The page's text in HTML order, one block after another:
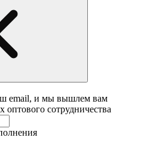
email, и мы вышлем вам
оптового сотрудничества